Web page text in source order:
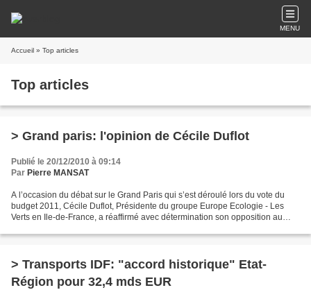
MENU
Accueil » Top articles
Top articles
> Grand paris: l'opinion de Cécile Duflot
Publié le 20/12/2010 à 09:14
Par Pierre MANSAT
A l’occasion du débat sur le Grand Paris qui s’est déroulé lors du vote du
budget 2011, Cécile Duflot, Présidente du groupe Europe Ecologie - Les
Verts en Ile-de-France, a réaffirmé avec détermination son opposition au
> Transports IDF: "accord historique" Etat-
Région pour 32,4 mds EUR